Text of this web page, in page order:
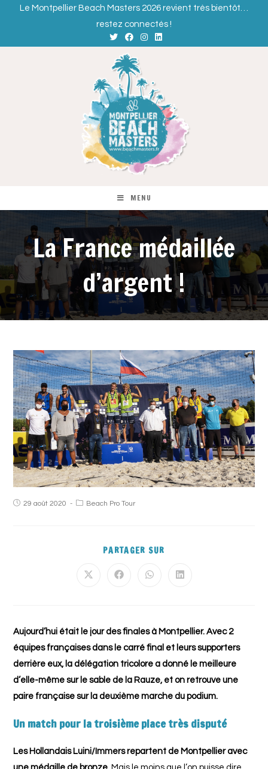
Le Montpellier Beach Masters 2026 revient très bientôt…
restez connectés !
MENU
La France médaillée
d’argent !
29 août 2020 Beach Pro Tour
PARTAGER SUR
Aujourd’hui était le jour des finales à Montpellier. Avec 2
équipes françaises dans le carré final et leurs supporters
derrière eux, la délégation tricolore a donné le meilleure
d’elle-même sur le sable de la Rauze, et on retrouve une
paire française sur la deuxième marche du podium.
Un match pour la troisième place très disputé
Les Hollandais Luini/Immers repartent de Montpellier avec